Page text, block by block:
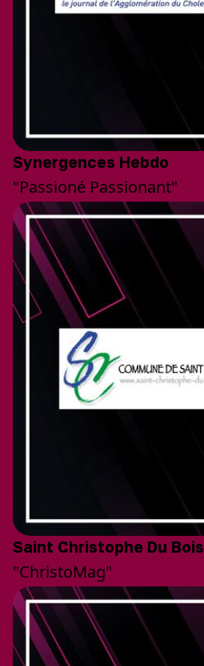
Synergences Hebdo
"Passioné Passionant"
Saint Christophe Du Bois
"ChristoMag"